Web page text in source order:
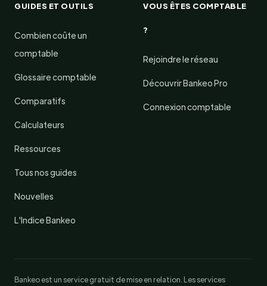
GUIDES ET OUTILS
Combien coûte un
comptable
Glossaire comptable
Comparatifs
Calculateurs
Ressources
Tous nos guides
Nouvelles
L'Indice Bankeo
VOUS ÊTES COMPTABLE
?
Rejoindre le réseau
Découvrir Bankeo Pro
Connexion comptable
Bankeo est un service gratuit de mise en relation. Les services